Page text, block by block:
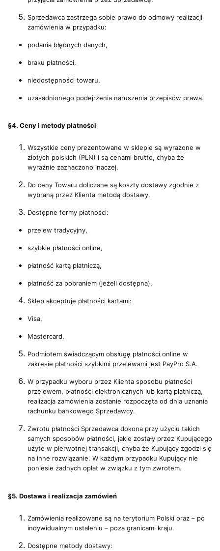
Sprzedawca zastrzega sobie prawo do odmowy realizacji
zamówienia w przypadku:
podania błędnych danych,
braku płatności,
niedostępności towaru,
uzasadnionego podejrzenia naruszenia przepisów prawa.
§4. Ceny i metody płatności
Wszystkie ceny prezentowane w sklepie są wyrażone w
złotych polskich (PLN) i są cenami brutto, chyba że
wyraźnie zaznaczono inaczej.
Do ceny Towaru doliczane są koszty dostawy zgodnie z
wybraną przez Klienta metodą dostawy.
Dostępne formy płatności:
przelew tradycyjny,
szybkie płatności online,
płatność kartą płatniczą,
płatność za pobraniem (jeżeli dostępna).
Sklep akceptuje płatności kartami:
Visa,
Mastercard.
Podmiotem świadczącym obsługę płatności online w
zakresie płatności szybkimi przelewami jest PayPro S.A.
W przypadku wyboru przez Klienta sposobu płatności
przelewem, płatności elektronicznych lub kartą płatniczą,
realizacja zamówienia zostanie rozpoczęta od dnia uznania
rachunku bankowego Sprzedawcy.
Zwrotu płatności Sprzedawca dokona przy użyciu takich
samych sposobów płatności, jakie zostały przez Kupującego
użyte w pierwotnej transakcji, chyba że Kupujący zgodzi się
na inne rozwiązanie. W każdym przypadku Kupujący nie
poniesie żadnych opłat w związku z tym zwrotem.
§5. Dostawa i realizacja zamówień
Zamówienia realizowane są na terytorium Polski oraz – po
indywidualnym ustaleniu – poza granicami kraju.
Dostępne metody dostawy: